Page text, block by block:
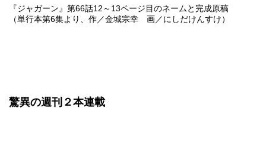
『ジャガーン』第66話12～13ページ目のネームと完成原稿
（単行本第6集より、作／金城宗幸 画／にしだけんすけ）
驚異の週刊２本連載